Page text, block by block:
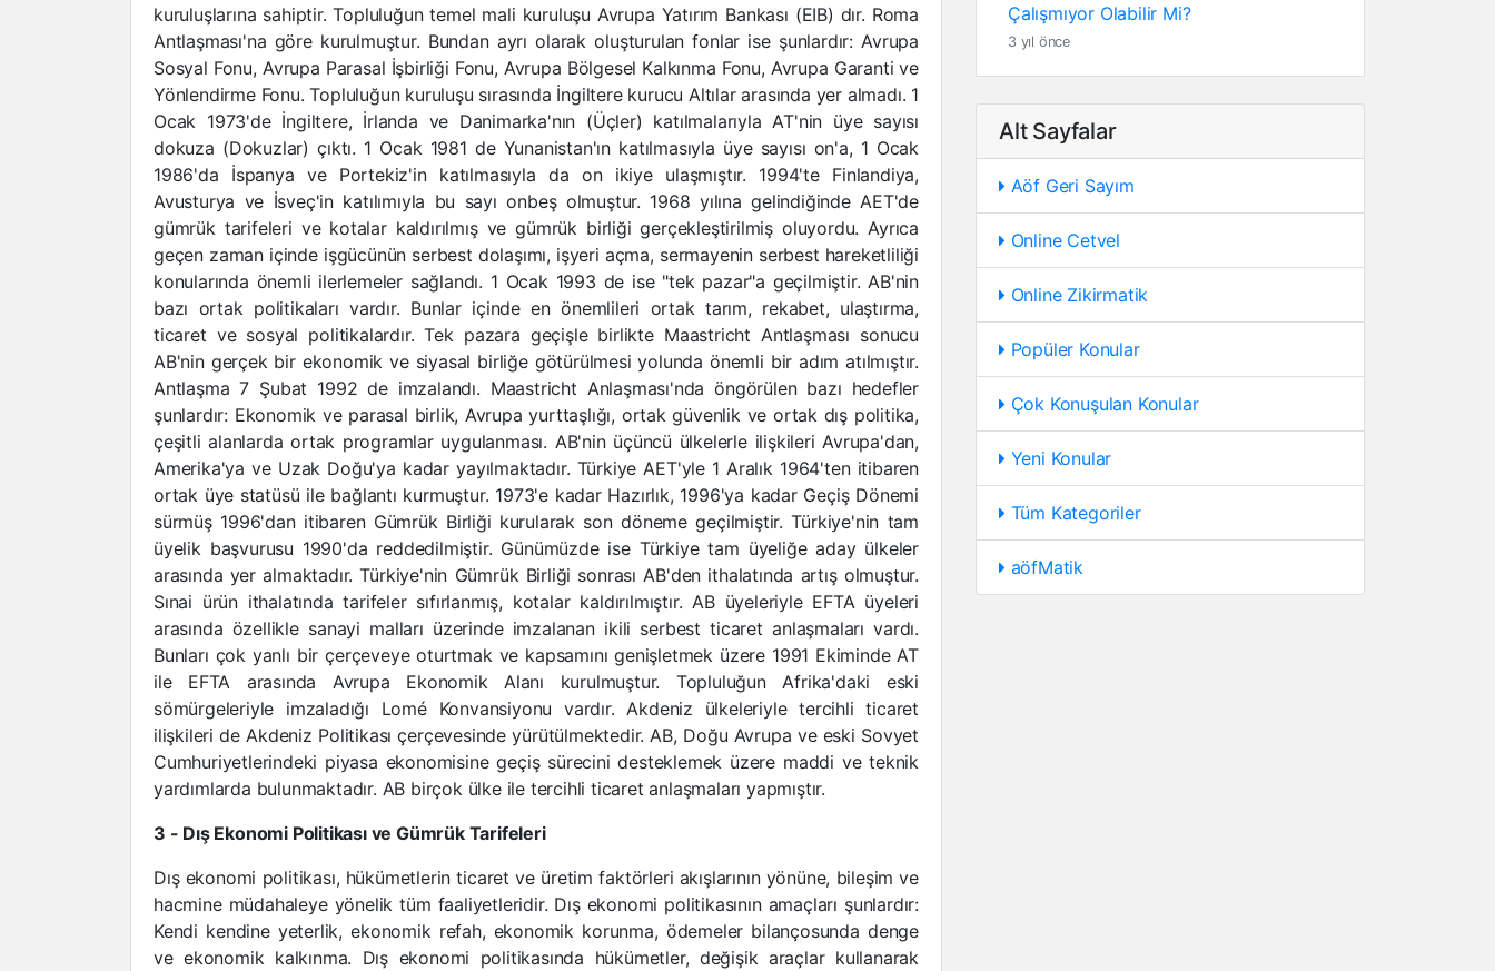
kuruluşlarına sahiptir. Topluluğun temel mali kuruluşu Avrupa Yatırım Bankası (EIB) dır. Roma
Antlaşması'na göre kurulmuştur. Bundan ayrı olarak oluşturulan fonlar ise şunlardır: Avrupa
Sosyal Fonu, Avrupa Parasal İşbirliği Fonu, Avrupa Bölgesel Kalkınma Fonu, Avrupa Garanti ve
Yönlendirme Fonu. Topluluğun kuruluşu sırasında İngiltere kurucu Altılar arasında yer almadı. 1
Ocak 1973'de İngiltere, İrlanda ve Danimarka'nın (Üçler) katılmalarıyla AT'nin üye sayısı
dokuza (Dokuzlar) çıktı. 1 Ocak 1981 de Yunanistan'ın katılmasıyla üye sayısı on'a, 1 Ocak
1986'da İspanya ve Portekiz'in katılmasıyla da on ikiye ulaşmıştır. 1994'te Finlandiya,
Avusturya ve İsveç'in katılımıyla bu sayı onbeş olmuştur. 1968 yılına gelindiğinde AET'de
gümrük tarifeleri ve kotalar kaldırılmış ve gümrük birliği gerçekleştirilmiş oluyordu. Ayrıca
geçen zaman içinde işgücünün serbest dolaşımı, işyeri açma, sermayenin serbest hareketliliği
konularında önemli ilerlemeler sağlandı. 1 Ocak 1993 de ise "tek pazar"a geçilmiştir. AB'nin
bazı ortak politikaları vardır. Bunlar içinde en önemlileri ortak tarım, rekabet, ulaştırma,
ticaret ve sosyal politikalardır. Tek pazara geçişle birlikte Maastricht Antlaşması sonucu
AB'nin gerçek bir ekonomik ve siyasal birliğe götürülmesi yolunda önemli bir adım atılmıştır.
Antlaşma 7 Şubat 1992 de imzalandı. Maastricht Anlaşması'nda öngörülen bazı hedefler
şunlardır: Ekonomik ve parasal birlik, Avrupa yurttaşlığı, ortak güvenlik ve ortak dış politika,
çeşitli alanlarda ortak programlar uygulanması. AB'nin üçüncü ülkelerle ilişkileri Avrupa'dan,
Amerika'ya ve Uzak Doğu'ya kadar yayılmaktadır. Türkiye AET'yle 1 Aralık 1964'ten itibaren
ortak üye statüsü ile bağlantı kurmuştur. 1973'e kadar Hazırlık, 1996'ya kadar Geçiş Dönemi
sürmüş 1996'dan itibaren Gümrük Birliği kurularak son döneme geçilmiştir. Türkiye'nin tam
üyelik başvurusu 1990'da reddedilmiştir. Günümüzde ise Türkiye tam üyeliğe aday ülkeler
arasında yer almaktadır. Türkiye'nin Gümrük Birliği sonrası AB'den ithalatında artış olmuştur.
Sınai ürün ithalatında tarifeler sıfırlanmış, kotalar kaldırılmıştır. AB üyeleriyle EFTA üyeleri
arasında özellikle sanayi malları üzerinde imzalanan ikili serbest ticaret anlaşmaları vardı.
Bunları çok yanlı bir çerçeveye oturtmak ve kapsamını genişletmek üzere 1991 Ekiminde AT
ile EFTA arasında Avrupa Ekonomik Alanı kurulmuştur. Topluluğun Afrika'daki eski
sömürgeleriyle imzaladığı Lomé Konvansiyonu vardır. Akdeniz ülkeleriyle tercihli ticaret
ilişkileri de Akdeniz Politikası çerçevesinde yürütülmektedir. AB, Doğu Avrupa ve eski Sovyet
Cumhuriyetlerindeki piyasa ekonomisine geçiş sürecini desteklemek üzere maddi ve teknik
yardımlarda bulunmaktadır. AB birçok ülke ile tercihli ticaret anlaşmaları yapmıştır.
3 - Dış Ekonomi Politikası ve Gümrük Tarifeleri
Dış ekonomi politikası, hükümetlerin ticaret ve üretim faktörleri akışlarının yönüne, bileşim ve
hacmine müdahaleye yönelik tüm faaliyetleridir. Dış ekonomi politikasının amaçları şunlardır:
Kendi kendine yeterlik, ekonomik refah, ekonomik korunma, ödemeler bilançosunda denge
ve ekonomik kalkınma. Dış ekonomi politikasında hükümetler, değişik araçlar kullanarak
Çalışmıyor Olabilir Mi?
3 yıl önce
Alt Sayfalar
Aöf Geri Sayım
Online Cetvel
Online Zikirmatik
Popüler Konular
Çok Konuşulan Konular
Yeni Konular
Tüm Kategoriler
aöfMatik